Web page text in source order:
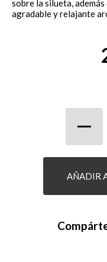
sobre la silueta,
agradable y relajante
AÑADIR